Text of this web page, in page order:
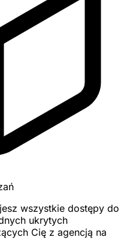
wszystkie dostępy do
ukrytych
Cię z agencją na